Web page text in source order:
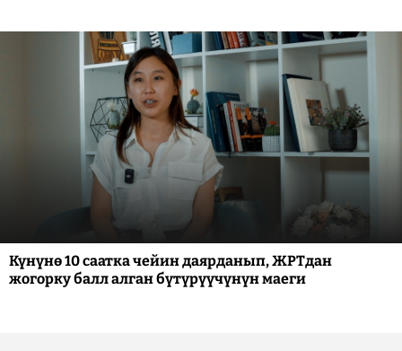
Күнүнө 10 саатка чейин даярданып, ЖРТдан
жогорку балл алган бүтүрүүчүнүн маеги